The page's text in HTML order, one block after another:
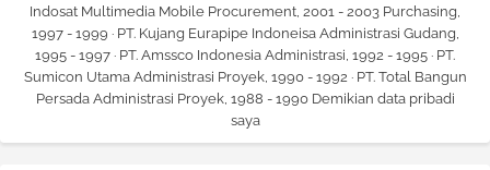
Indosat Multimedia Mobile Procurement, 2001 - 2003 Purchasing,
1997 - 1999 · PT. Kujang Eurapipe Indoneisa Administrasi Gudang,
1995 - 1997 · PT. Amssco Indonesia Administrasi, 1992 - 1995 · PT.
Sumicon Utama Administrasi Proyek, 1990 - 1992 · PT. Total Bangun
Persada Administrasi Proyek, 1988 - 1990 Demikian data pribadi
saya